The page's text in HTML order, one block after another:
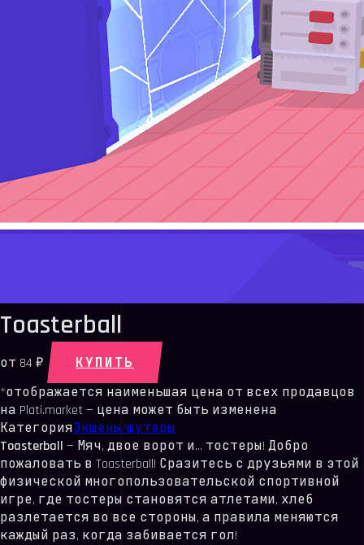
Toasterball
от 84 ₽
КУПИТЬ
*отображается наименьшая цена от всех продавцов
на Plati.market — цена может быть изменена
КатегорияЭкшены/шутеры
Toasterball — Мяч, двое ворот и… тостеры! Добро
пожаловать в Toasterball! Сразитесь с друзьями в этой
физической многопользовательской спортивной
игре, где тостеры становятся атлетами, хлеб
разлетается во все стороны, а правила меняются
каждый раз, когда забивается гол!